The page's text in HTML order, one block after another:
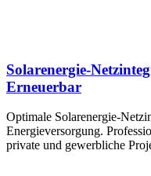
Solarenergie-
Erneuerbar
Optimale Solarenergie-
Energieversorgung.
private und gewerbliche